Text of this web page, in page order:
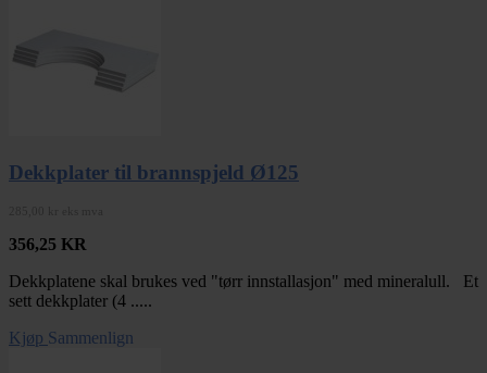
Dekkplater til brannspjeld Ø125
356,25 KR
Dekkplatene skal brukes ved "tørr innstallasjon" med mineralull. Et
sett dekkplater (4 .....
Kjøp Sammenlign